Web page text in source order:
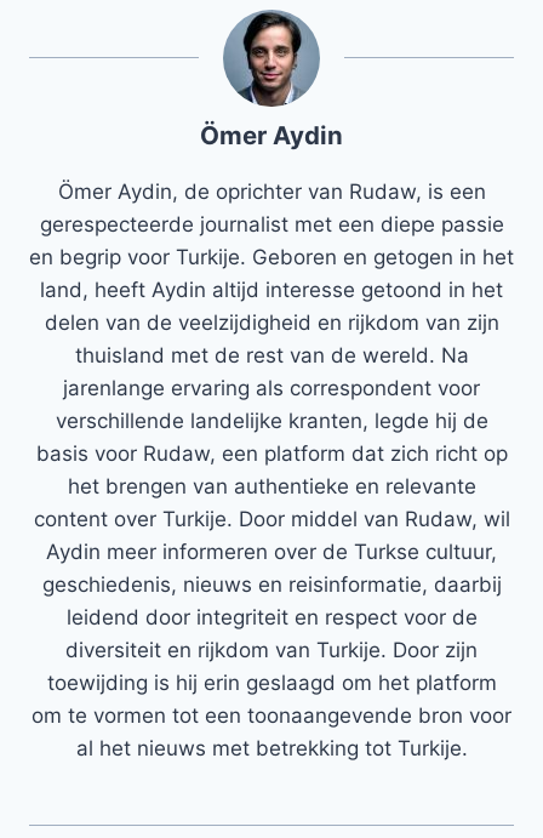
Ömer Aydin
Ömer Aydin, de oprichter van Rudaw, is een
gerespecteerde journalist met een diepe passie
en begrip voor Turkije. Geboren en getogen in het
land, heeft Aydin altijd interesse getoond in het
delen van de veelzijdigheid en rijkdom van zijn
thuisland met de rest van de wereld. Na
jarenlange ervaring als correspondent voor
verschillende landelijke kranten, legde hij de
basis voor Rudaw, een platform dat zich richt op
het brengen van authentieke en relevante
content over Turkije. Door middel van Rudaw, wil
Aydin meer informeren over de Turkse cultuur,
geschiedenis, nieuws en reisinformatie, daarbij
leidend door integriteit en respect voor de
diversiteit en rijkdom van Turkije. Door zijn
toewijding is hij erin geslaagd om het platform
om te vormen tot een toonaangevende bron voor
al het nieuws met betrekking tot Turkije.